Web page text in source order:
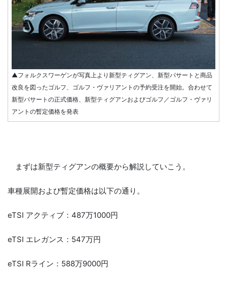
▲フォルクスワーゲンが写真上より新型ティグアン、新型パサートと商品
改良を図ったゴルフ、ゴルフ・ヴァリアントの予約受注を開始。合わせて
新型パサートの正式価格、新型ティグアンおよびゴルフ／ゴルフ・ヴァリ
アントの暫定価格を発表
まずは新型ティグアンの概要から解説していこう。
車種展開および暫定価格は以下の通り。
eTSI アクティブ：487万1000円
eTSI エレガンス：547万円
eTSI Rライン：588万9000円